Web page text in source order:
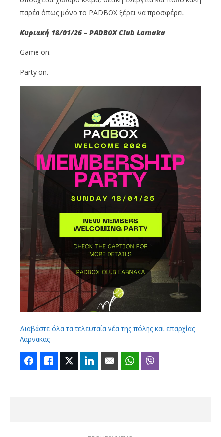
παρέα όπως μόνο το PADBOX ξέρει να προσφέρει.
Κυριακή 18/01/26 – PADBOX Club Larnaka
Game on.
Party on.
Διαβάστε όλα τα τελευταία νέα της πόλης και επαρχίας
Λάρνακας
FacebookLike Twitter LinkedIn Email WhatsApp